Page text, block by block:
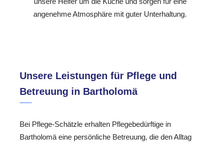
angenehme Atmosphäre mit guter Unterhaltung.
Unsere Leistungen für Pflege und
Betreuung in Bartholomä
Bei Pflege-Schätzle erhalten Pflegebedürftige in
Bartholomä eine persönliche Betreuung, die den Alltag